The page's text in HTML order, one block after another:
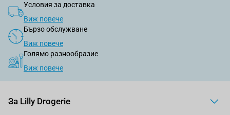
Условия за доставка
Виж повече
Бързо обслужване
Виж повече
Голямо разнообразие
Виж повече
За Lilly Drogerie